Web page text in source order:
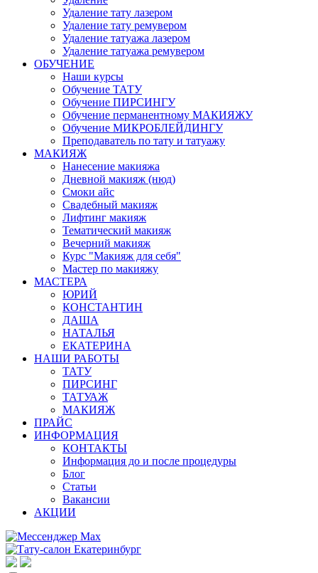
Удаление тату лазером
Удаление тату ремувером
Удаление татуажа лазером
Удаление татуажа ремувером
ОБУЧЕНИЕ
Наши курсы
Обучение ТАТУ
Обучение ПИРСИНГУ
Обучение перманентному МАКИЯЖУ
Обучение МИКРОБЛЕЙДИНГУ
Преподаватель по тату и татуажу
МАКИЯЖ
Нанесение макияжа
Дневной макияж (нюд)
Смоки айс
Свадебный макияж
Лифтинг макияж
Тематический макияж
Вечерний макияж
Курс "Макияж для себя"
Мастер по макияжу
МАСТЕРА
ЮРИЙ
КОНСТАНТИН
ДАША
НАТАЛЬЯ
ЕКАТЕРИНА
НАШИ РАБОТЫ
ТАТУ
ПИРСИНГ
ТАТУАЖ
МАКИЯЖ
ПРАЙС
ИНФОРМАЦИЯ
КОНТАКТЫ
Информация до и после процедуры
Блог
Статьи
Вакансии
АКЦИИ